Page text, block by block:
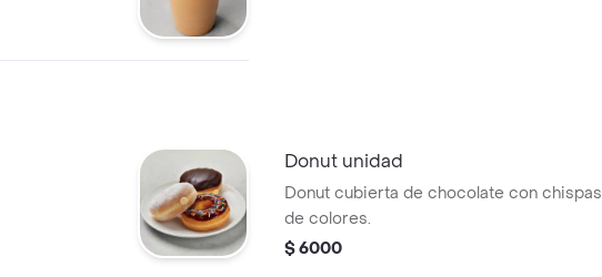
Donut unidad
Donut cubierta de chocolate con chispas
de colores.
$ 6000